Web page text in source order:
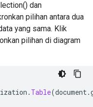
dan
pilihan antara dua
yang sama. Klik
pilihan di diagram
. Table(document.